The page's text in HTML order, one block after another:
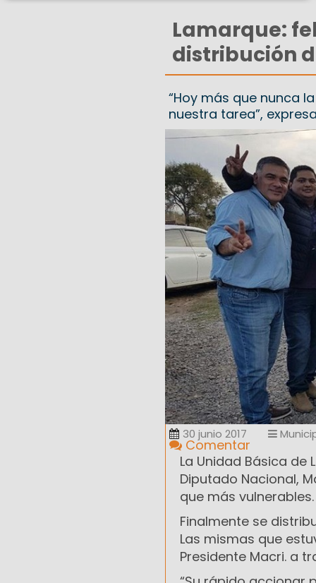
Lamarque:
distribución
“Hoy más que nunca
nuestra tarea”,
30 junio 2017
Comentar
La Unidad Básica
Diputado Nacional,
que más vulnerables.
Finalmente se
Las mismas que
Presidente Macri. a